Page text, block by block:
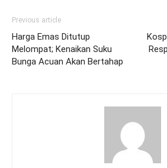
Previous article
Harga Emas Ditutup
Melompat; Kenaikan Suku
Bunga Acuan Akan Bertahap